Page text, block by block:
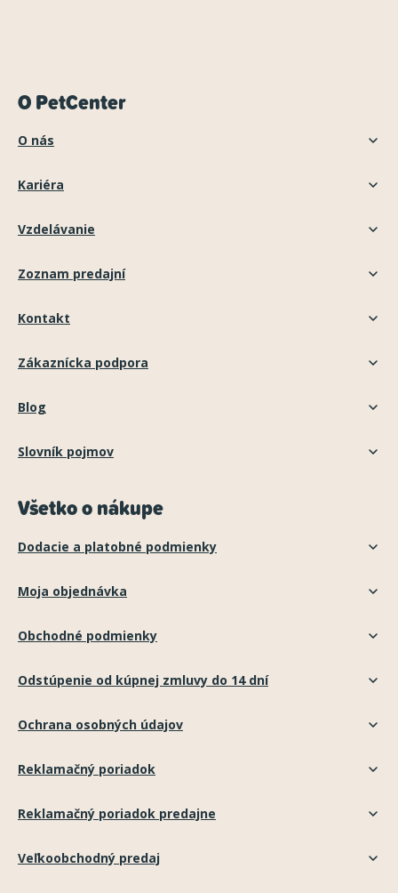
O PetCenter
O nás
Kariéra
Vzdelávanie
Zoznam predajní
Kontakt
Zákaznícka podpora
Blog
Slovník pojmov
Všetko o nákupe
Dodacie a platobné podmienky
Moja objednávka
Obchodné podmienky
Odstúpenie od kúpnej zmluvy do 14 dní
Ochrana osobných údajov
Reklamačný poriadok
Reklamačný poriadok predajne
Veľkoobchodný predaj